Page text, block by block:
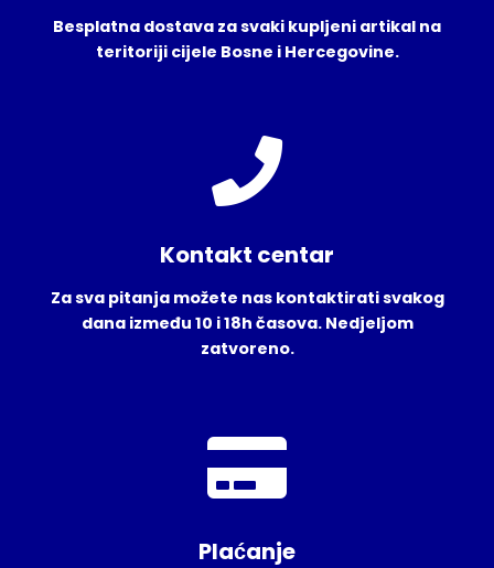
Besplatna dostava za svaki kupljeni artikal na
teritoriji cijele Bosne i Hercegovine.
Kontakt centar
Za sva pitanja možete nas kontaktirati svakog
dana između 10 i 18h časova. Nedjeljom
zatvoreno.
Plaćanje